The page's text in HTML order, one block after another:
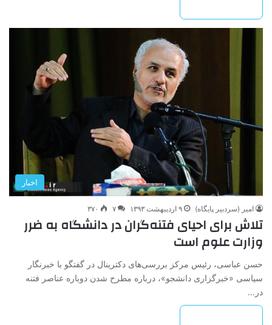
اخبار
امیر (سردبیر پایگاه) ۹ اردیبهشت ۱۳۹۳ ۷ ۳۷۰
تلاش برای احیای فتنه‌گران در دانشگاه به ضرر
وزارت علوم است
حسن عباسی، رئیس مرکز بررسی‌های دکترینال در گفتگو با خبرنگار
سیاسی «خبرگزاری دانشجو»، درباره مطرح شدن دوباره عناصر فتنه
در…